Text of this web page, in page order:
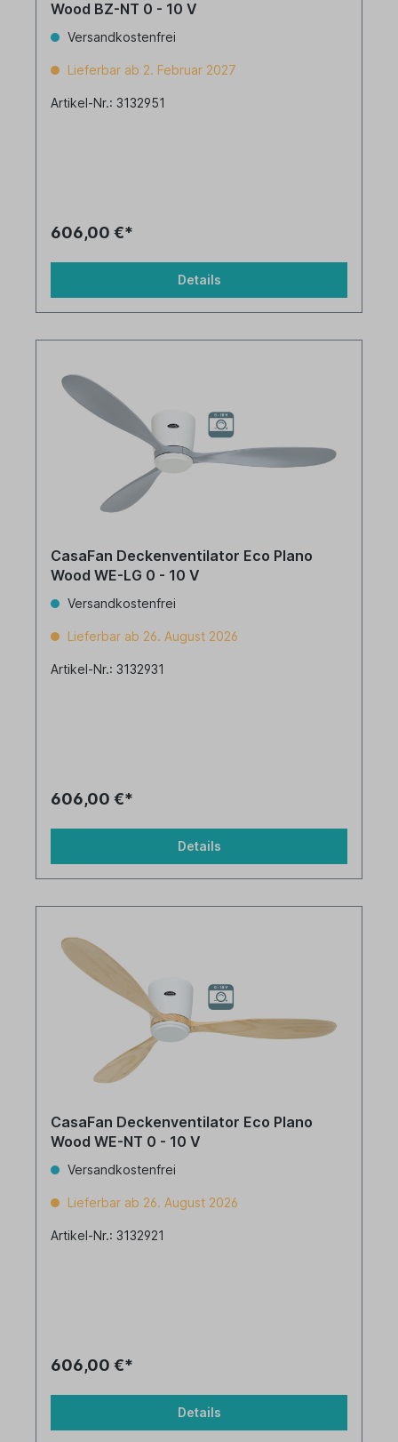
Wood BZ-NT 0 - 10 V
Versandkostenfrei
Lieferbar ab 2. Februar 2027
Artikel-Nr.: 3132951
606,00 €*
Details
CasaFan Deckenventilator Eco Plano
Wood WE-LG 0 - 10 V
Versandkostenfrei
Lieferbar ab 26. August 2026
Artikel-Nr.: 3132931
606,00 €*
Details
CasaFan Deckenventilator Eco Plano
Wood WE-NT 0 - 10 V
Versandkostenfrei
Lieferbar ab 26. August 2026
Artikel-Nr.: 3132921
606,00 €*
Details